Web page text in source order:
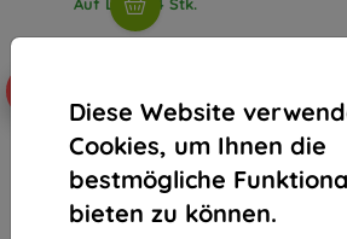
Diese Website
Cookies, um Ihnen die
bestmögliche
bieten zu können.